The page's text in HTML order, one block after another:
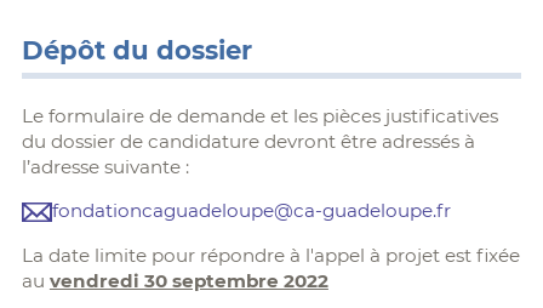
Dépôt du dossier
Le formulaire de demande et les pièces justificatives
du dossier de candidature devront être adressés à
l’adresse suivante :
fondationcaguadeloupe@ca-guadeloupe.fr
La date limite pour répondre à l'appel à projet est fixée
au vendredi 30 septembre 2022